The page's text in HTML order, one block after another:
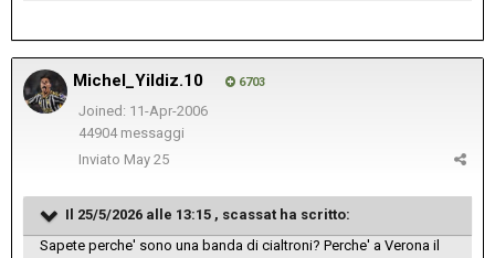
Michel_Yildiz.10 6703
Joined: 11-Apr-2006
44904 messaggi
Inviato May 25
Il 25/5/2026 alle 13:15 , scassat ha scritto:
Sapete perche' sono una banda di cialtroni? Perche' a Verona il